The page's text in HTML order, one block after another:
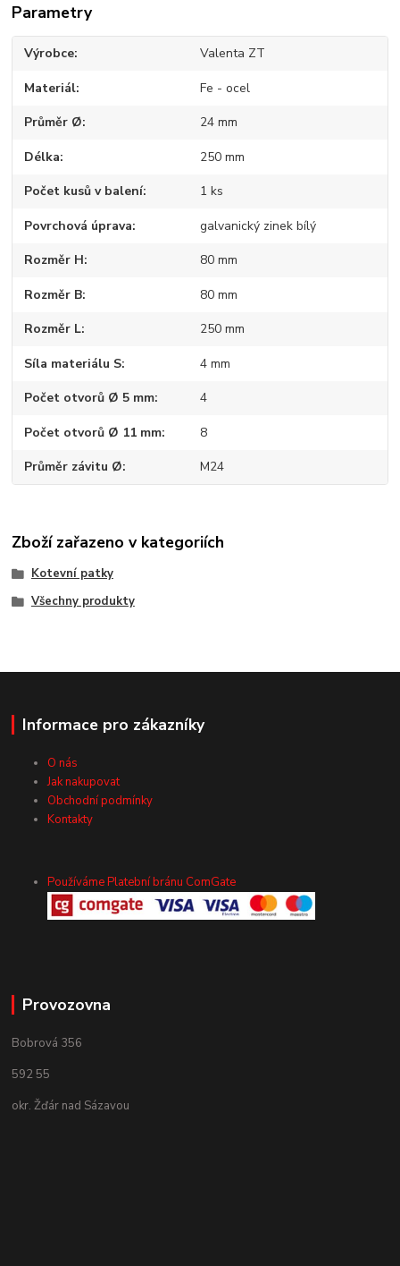
Parametry
Výrobce Valenta ZT
Materiál Fe - ocel
Průměr Ø 24 mm
Délka 250 mm
Počet kusů v balení 1 ks
Povrchová úprava galvanický zinek bílý
Rozměr H 80 mm
Rozměr B 80 mm
Rozměr L 250 mm
Síla materiálu S 4 mm
Počet otvorů Ø 5 mm 4
Počet otvorů Ø 11 mm 8
Průměr závitu Ø M24
Zboží zařazeno v kategoriích
Kotevní patky
Všechny produkty
Informace pro zákazníky
O nás
Jak nakupovat
Obchodní podmínky
Kontakty
Používáme Platební bránu ComGate
Provozovna
Bobrová 356
592 55
okr. Žďár nad Sázavou